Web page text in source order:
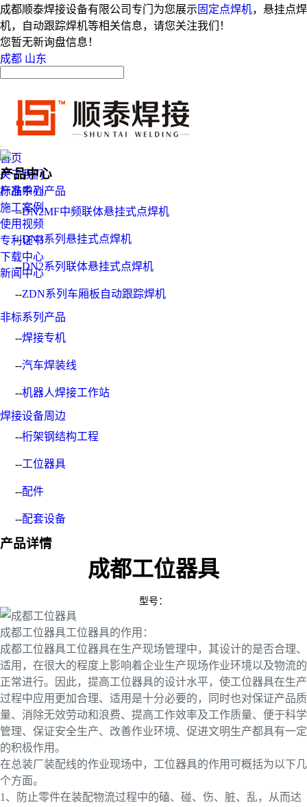
成都顺泰焊接设备有限公司专门为您展示 固定点焊机，悬挂点焊
机，自动跟踪焊机等相关信息，请您关注我们！
您暂无新询盘信息！
成都 山东
首页
关于我们
产品中心
施工案例
使用视频
专利证书
下载中心
新闻中心
产品中心
标准系列产品
--DN2MF中频联体悬挂式点焊机
--DN3系列悬挂式点焊机
--DN2系列联体悬挂式点焊机
--ZDN系列车厢板自动跟踪焊机
非标系列产品
--焊接专机
--汽车焊装线
--机器人焊接工作站
焊接设备周边
--桁架钢结构工程
--工位器具
--配件
--配套设备
产品详情
成都工位器具
型号：
成都工位器具工位器具的作用：
成都工位器具工位器具在生产现场管理中，其设计的是否合理、
适用，在很大的程度上影响着企业生产现场作业环境以及物流的
正常进行。因此，提高工位器具的设计水平，使工位器具在生产
过程中应用更加合理、适用是十分必要的，同时也对保证产品质
量、消除无效劳动和浪费、提高工作效率及工作质量、便于科学
管理、保证安全生产、改善作业环境、促进文明生产都具有一定
的积极作用。
在总装厂装配线的作业现场中，工位器具的作用可概括为以下几
个方面。
1、防止零件在装配物流过程中的磕、碰、伤、脏、乱，从而达